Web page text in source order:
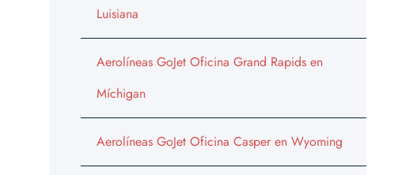
Luisiana
Aerolíneas GoJet Oficina Grand Rapids en
Míchigan
Aerolíneas GoJet Oficina Casper en Wyoming